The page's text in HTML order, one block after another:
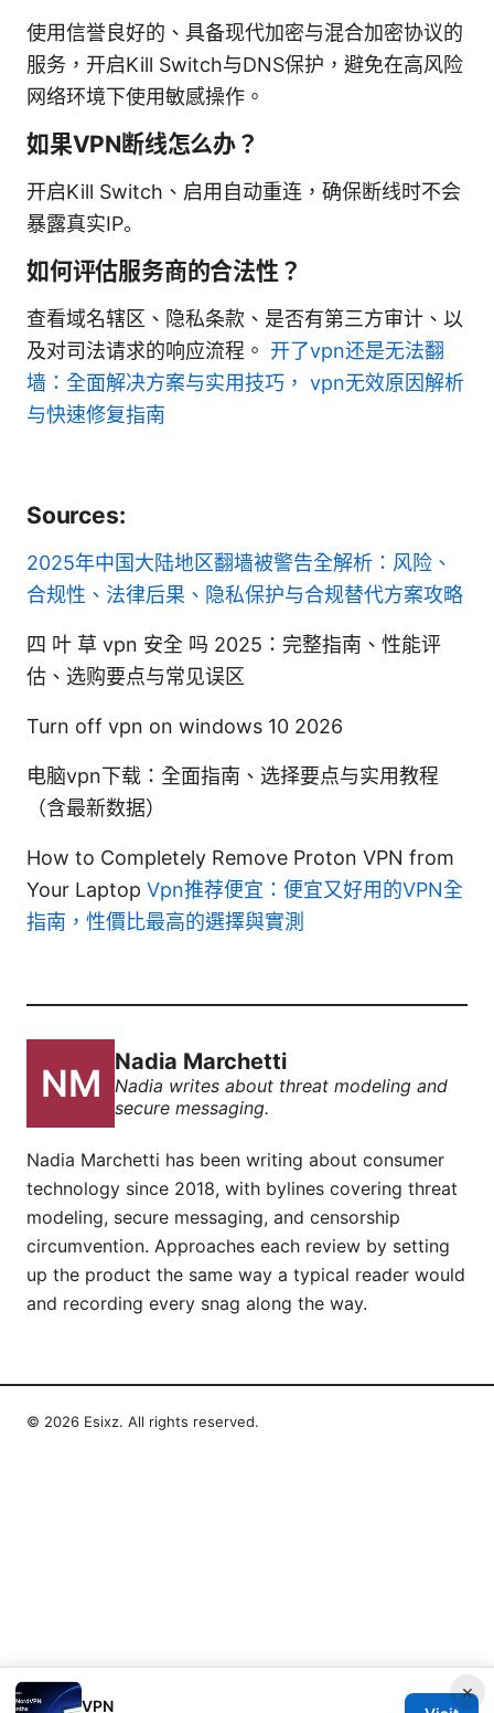
使用信誉良好的、具备现代加密与混合加密协议的
服务，开启Kill Switch与DNS保护，避免在高风险
网络环境下使用敏感操作。
如果VPN断线怎么办？
开启Kill Switch、启用自动重连，确保断线时不会
暴露真实IP。
如何评估服务商的合法性？
查看域名辖区、隐私条款、是否有第三方审计、以
及对司法请求的响应流程。 开了vpn还是无法翻
墙：全面解决方案与实用技巧， vpn无效原因解析
与快速修复指南
Sources:
2025年中国大陆地区翻墙被警告全解析：风险、
合规性、法律后果、隐私保护与合规替代方案攻略
四 叶 草 vpn 安全 吗 2025：完整指南、性能评
估、选购要点与常见误区
Turn off vpn on windows 10 2026
电脑vpn下载：全面指南、选择要点与实用教程
（含最新数据）
How to Completely Remove Proton VPN from
Your Laptop Vpn推荐便宜：便宜又好用的VPN全
指南，性價比最高的選擇與實測
Nadia Marchetti
Nadia writes about threat modeling and
secure messaging.
Nadia Marchetti has been writing about consumer
technology since 2018, with bylines covering threat
modeling, secure messaging, and censorship
circumvention. Approaches each review by setting
up the product the same way a typical reader would
and recording every snag along the way.
×
VPN
© 2026 Esixz. All rights reserved.